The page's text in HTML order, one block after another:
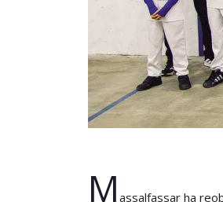
M assalfassar ha